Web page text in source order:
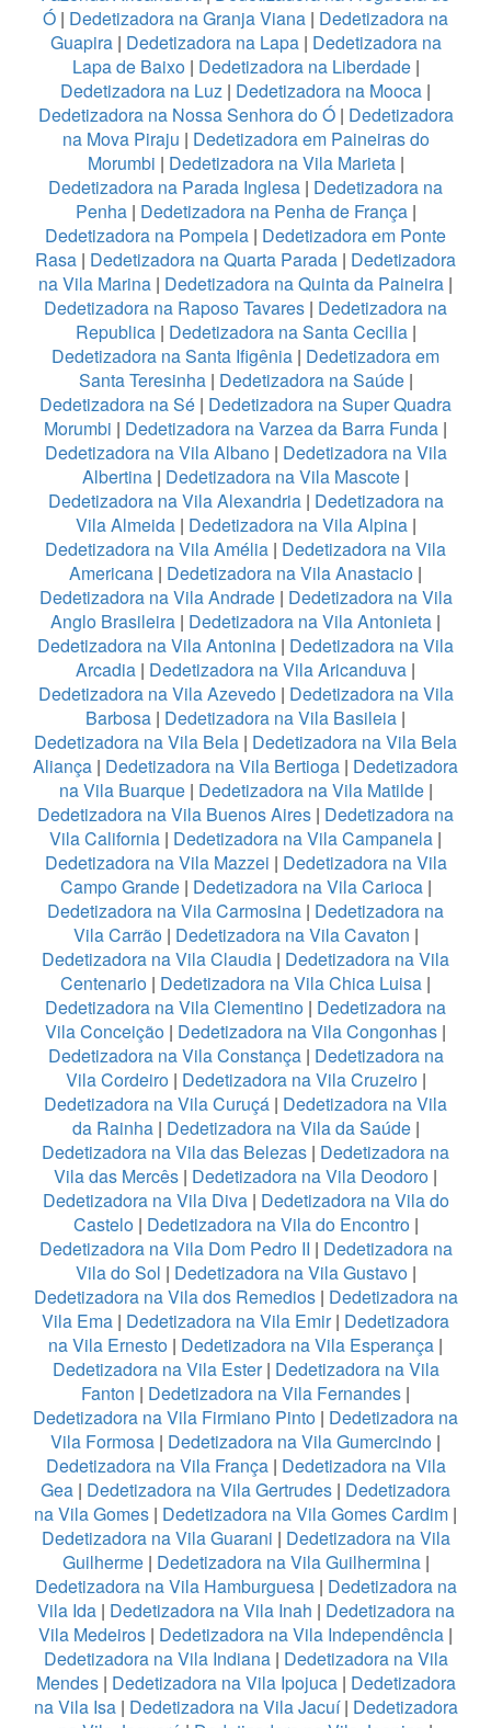
Ó | Dedetizadora na Granja Viana | Dedetizadora na
Guapira| Dedetizadora na Lapa| Dedetizadora na
Lapa de Baixo | Dedetizadora na Liberdade |
Dedetizadora na Luz | Dedetizadora na Mooca |
Dedetizadora na Nossa Senhora do Ó| Dedetizadora
na Mova Piraju | Dedetizadora em Paineiras do
Morumbi | Dedetizadora na Vila Marieta|
Dedetizadora na Parada Inglesa | Dedetizadora na
Penha| Dedetizadora na Penha de França |
Dedetizadora na Pompeia | Dedetizadora em Ponte
Rasa | Dedetizadora na Quarta Parada | Dedetizadora
na Vila Marina | Dedetizadora na Quinta da Paineira |
Dedetizadora na Raposo Tavares | Dedetizadora na
Republica| Dedetizadora na Santa Cecilia|
Dedetizadora na Santa Ifigênia | Dedetizadora em
Santa Teresinha| Dedetizadora na Saúde|
Dedetizadora na Sé | Dedetizadora na Super Quadra
Morumbi | Dedetizadora na Varzea da Barra Funda |
Dedetizadora na Vila Albano| Dedetizadora na Vila
Albertina | Dedetizadora na Vila Mascote |
Dedetizadora na Vila Alexandria| Dedetizadora na
Vila Almeida | Dedetizadora na Vila Alpina |
Dedetizadora na Vila Amélia | Dedetizadora na Vila
Americana | Dedetizadora na Vila Anastacio |
Dedetizadora na Vila Andrade| Dedetizadora na Vila
Anglo Brasileira | Dedetizadora na Vila Antonieta |
Dedetizadora na Vila Antonina | Dedetizadora na Vila
Arcadia | Dedetizadora na Vila Aricanduva |
Dedetizadora na Vila Azevedo| Dedetizadora na Vila
Barbosa | Dedetizadora na Vila Basileia |
Dedetizadora na Vila Bela | Dedetizadora na Vila Bela
Aliança | Dedetizadora na Vila Bertioga | Dedetizadora
na Vila Buarque| Dedetizadora na Vila Matilde|
Dedetizadora na Vila Buenos Aires | Dedetizadora na
Vila California | Dedetizadora na Vila Campanela |
Dedetizadora na Vila Mazzei | Dedetizadora na Vila
Campo Grande| Dedetizadora na Vila Carioca|
Dedetizadora na Vila Carmosina | Dedetizadora na
Vila Carrão| Dedetizadora na Vila Cavaton |
Dedetizadora na Vila Claudia | Dedetizadora na Vila
Centenario | Dedetizadora na Vila Chica Luisa |
Dedetizadora na Vila Clementino | Dedetizadora na
Vila Conceição | Dedetizadora na Vila Congonhas |
Dedetizadora na Vila Constança| Dedetizadora na
Vila Cordeiro| Dedetizadora na Vila Cruzeiro |
Dedetizadora na Vila Curuçá | Dedetizadora na Vila
da Rainha | Dedetizadora na Vila da Saúde|
Dedetizadora na Vila das Belezas | Dedetizadora na
Vila das Mercês | Dedetizadora na Vila Deodoro |
Dedetizadora na Vila Diva| Dedetizadora na Vila do
Castelo| Dedetizadora na Vila do Encontro|
Dedetizadora na Vila Dom Pedro II | Dedetizadora na
Vila do Sol | Dedetizadora na Vila Gustavo|
Dedetizadora na Vila dos Remedios| Dedetizadora na
Vila Ema | Dedetizadora na Vila Emir| Dedetizadora
na Vila Ernesto | Dedetizadora na Vila Esperança |
Dedetizadora na Vila Ester| Dedetizadora na Vila
Fanton | Dedetizadora na Vila Fernandes |
Dedetizadora na Vila Firmiano Pinto | Dedetizadora na
Vila Formosa | Dedetizadora na Vila Gumercindo |
Dedetizadora na Vila França| Dedetizadora na Vila
Gea | Dedetizadora na Vila Gertrudes | Dedetizadora
na Vila Gomes | Dedetizadora na Vila Gomes Cardim |
Dedetizadora na Vila Guarani | Dedetizadora na Vila
Guilherme| Dedetizadora na Vila Guilhermina|
Dedetizadora na Vila Hamburguesa| Dedetizadora na
Vila Ida| Dedetizadora na Vila Inah | Dedetizadora na
Vila Medeiros | Dedetizadora na Vila Independência |
Dedetizadora na Vila Indiana| Dedetizadora na Vila
Mendes| Dedetizadora na Vila Ipojuca| Dedetizadora
na Vila Isa| Dedetizadora na Vila Jacuí| Dedetizadora